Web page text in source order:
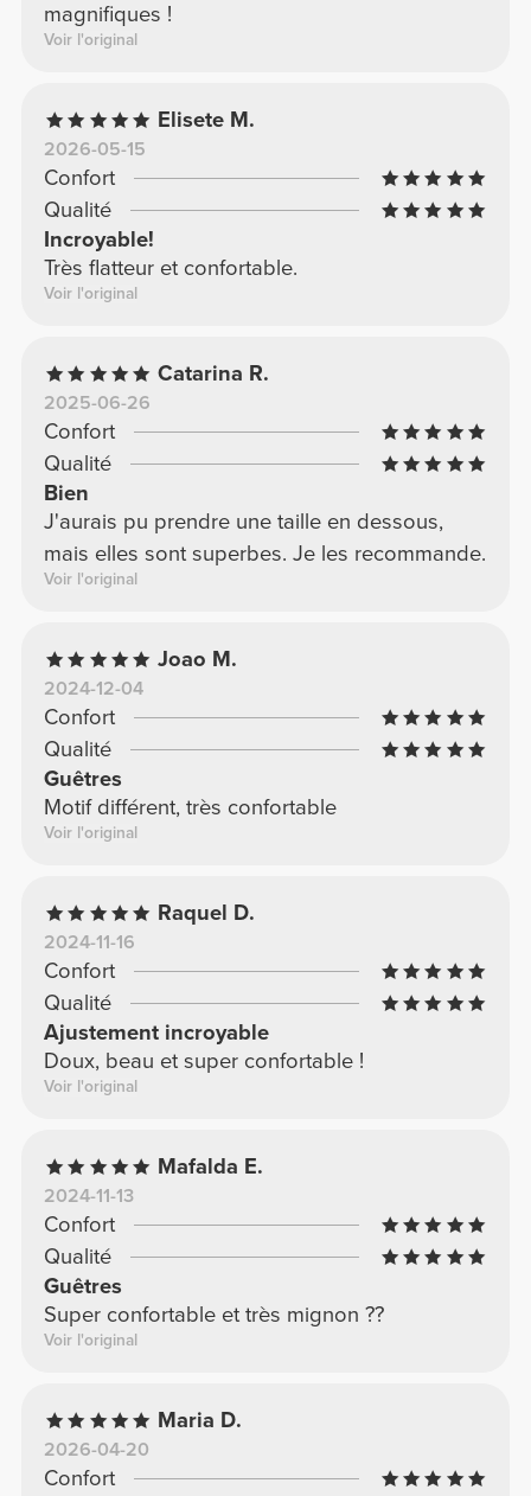
magnifiques !
Voir l'original
Elisete M.
2026-05-15
Confort
Qualité
Incroyable!
Très flatteur et confortable.
Voir l'original
Catarina R.
2025-06-26
Confort
Qualité
Bien
J'aurais pu prendre une taille en dessous,
mais elles sont superbes. Je les recommande.
Voir l'original
Joao M.
2024-12-04
Confort
Qualité
Guêtres
Motif différent, très confortable
Voir l'original
Raquel D.
2024-11-16
Confort
Qualité
Ajustement incroyable
Doux, beau et super confortable !
Voir l'original
Mafalda E.
2024-11-13
Confort
Qualité
Guêtres
Super confortable et très mignon ??
Voir l'original
Maria D.
2026-04-20
Confort